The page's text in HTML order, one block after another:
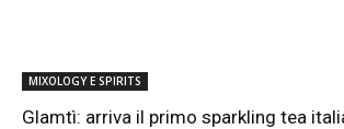
MIXOLOGY E SPIRITS
Glamtì: arriva il primo sparkling tea